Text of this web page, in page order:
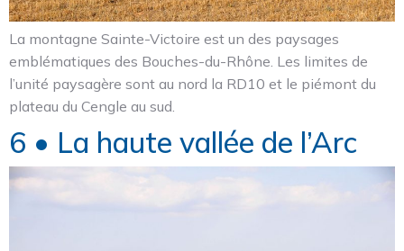
La montagne Sainte-Victoire est un des paysages
emblématiques des Bouches-du-Rhône. Les limites de
l’unité paysagère sont au nord la RD10 et le piémont du
plateau du Cengle au sud.
6 • La haute vallée de l’Arc